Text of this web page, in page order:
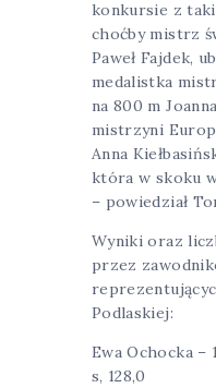
konkursie z
choćby mistrz
Paweł Fajdek,
medalistka
na 800 m
mistrzyni
Anna
która w skoku
– powiedział
Wyniki oraz
przez
Podlaskiej:
Ewa Ochocka –
s, 128,0